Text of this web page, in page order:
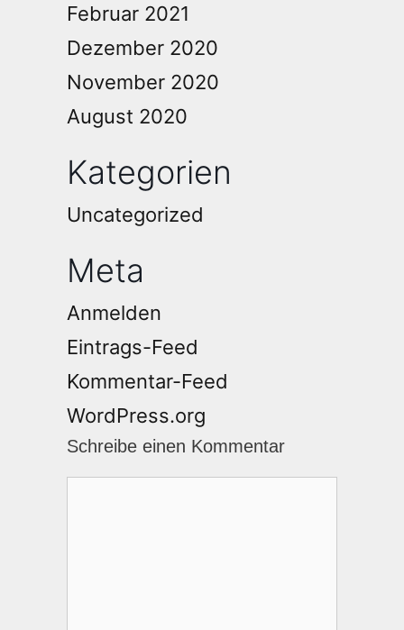
Februar 2021
Dezember 2020
November 2020
August 2020
Kategorien
Uncategorized
Meta
Anmelden
Eintrags-Feed
Kommentar-Feed
WordPress.org
Schreibe einen Kommentar